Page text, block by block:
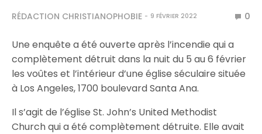
RÉDACTION CHRISTIANOPHOBIE 9 FÉVRIER 2022 0
Une enquête a été ouverte après l’incendie qui a
complètement détruit dans la nuit du 5 au 6 février
les voûtes et l’intérieur d’une église séculaire située
à Los Angeles, 1700 boulevard Santa Ana.
Il s’agit de l’église St. John’s United Methodist
Church qui a été complètement détruite. Elle avait